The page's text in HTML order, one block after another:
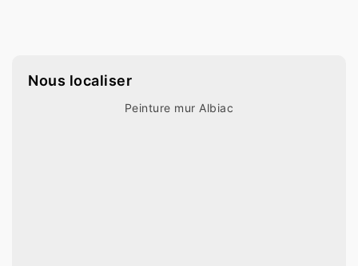
Nous localiser
Peinture mur Albiac